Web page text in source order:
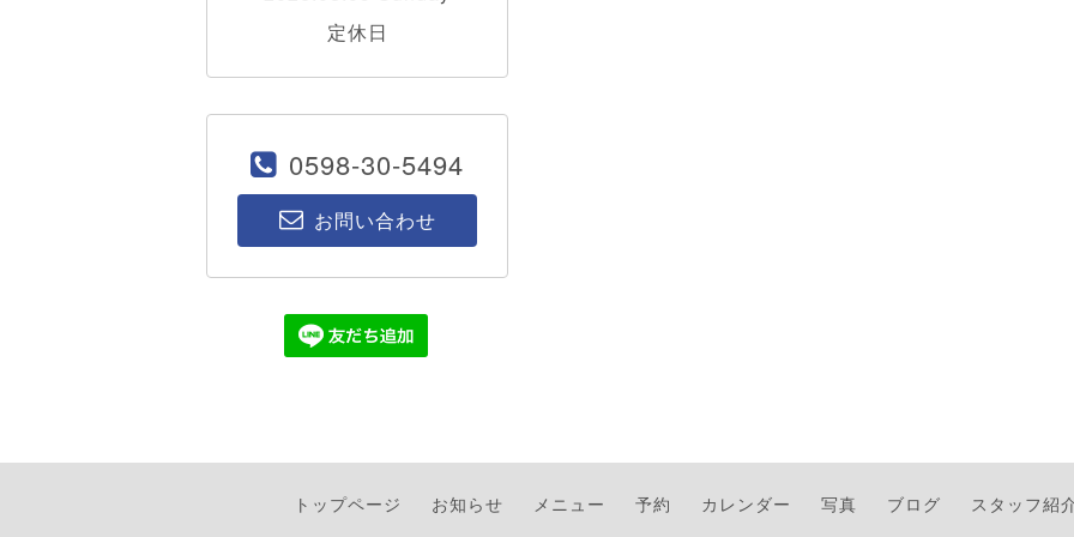
定休日
0598-30-5494
お問い合わせ
トップページ お知らせ メニュー 予約 カレンダー 写真 ブログ スタッフ紹